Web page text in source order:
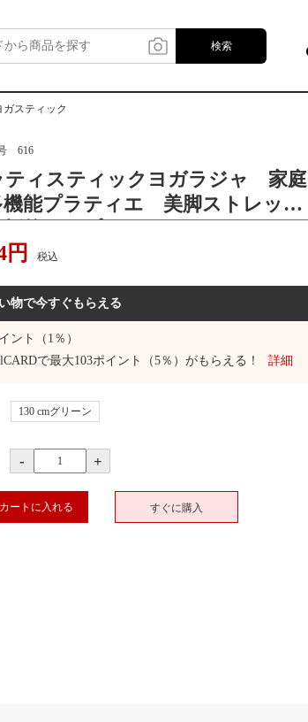
検索
スティック
616
ティスティックヨガラジャ 家庭
機能プラティエ 美脚ストレッ
円 税込
物で今すぐもらえる
ント（1％）
で最大103ポイント（5％）がもらえる！ 詳細
130 cmグリーン
- +
カートに入れる すぐに購入